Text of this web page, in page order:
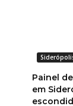
Painel
em